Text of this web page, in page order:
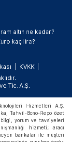
altın ne kadar?
kaç lira?
KVKK
Tic. A.Ş.
Hizmetleri A.Ş.
Tahvil-Bono-Repo özet
yorum ve tavsiyeleri
hizmeti; aracı
bankalar ile müşteri